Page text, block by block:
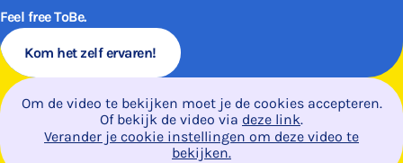
Feel free ToBe.
Kom het zelf ervaren!
Om de video te bekijken moet je de cookies accepteren.
Of bekijk de video via deze link.
Verander je cookie instellingen om deze video te
bekijken.